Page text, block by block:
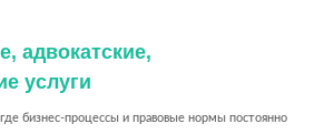
адвокатские,
услуги
бизнес-процессы и правовые нормы постоянно